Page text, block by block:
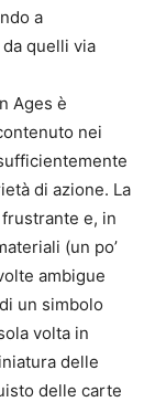
a
quelli via
Ages è
nei
di azione. La
e, in
(un po’
ambigue
un simbolo
volta in
delle
delle carte